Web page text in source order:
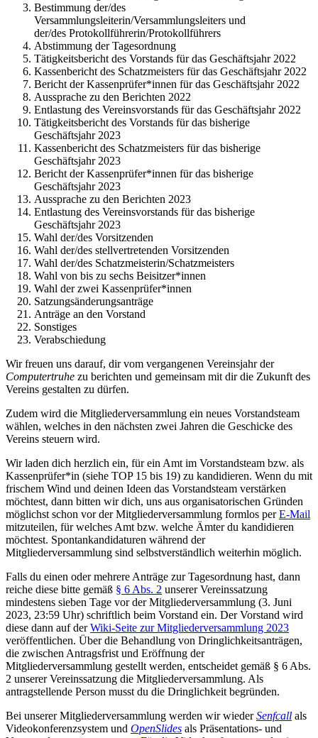
Bestimmung der/des
Versammlungsleiterin/Versammlungsleiters und
der/des Protokollführerin/Protokollführers
Abstimmung der Tagesordnung
Tätigkeitsbericht des Vorstands für das Geschäftsjahr 2022
Kassenbericht des Schatzmeisters für das Geschäftsjahr 2022
Bericht der Kassenprüfer*innen für das Geschäftsjahr 2022
Aussprache zu den Berichten 2022
Entlastung des Vereinsvorstands für das Geschäftsjahr 2022
Tätigkeitsbericht des Vorstands für das bisherige
Geschäftsjahr 2023
Kassenbericht des Schatzmeisters für das bisherige
Geschäftsjahr 2023
Bericht der Kassenprüfer*innen für das bisherige
Geschäftsjahr 2023
Aussprache zu den Berichten 2023
Entlastung des Vereinsvorstands für das bisherige
Geschäftsjahr 2023
Wahl der/des Vorsitzenden
Wahl der/des stellvertretenden Vorsitzenden
Wahl der/des Schatzmeisterin/Schatzmeisters
Wahl von bis zu sechs Beisitzer*innen
Wahl der zwei Kassenprüfer*innen
Satzungsänderungsanträge
Anträge an den Vorstand
Sonstiges
Verabschiedung
Wir freuen uns darauf, dir vom vergangenen Vereinsjahr der
Computertruhe zu berichten und gemeinsam mit dir die Zukunft des
Vereins gestalten zu dürfen.
Zudem wird die Mitgliederversammlung ein neues Vorstandsteam
wählen, welches in den nächsten zwei Jahren die Geschicke des
Vereins steuern wird.
Wir laden dich herzlich ein, für ein Amt im Vorstandsteam bzw. als
Kassenprüfer*in (siehe TOP 15 bis 19) zu kandidieren. Wenn du mit
frischem Wind und deinen Ideen das Vorstandsteam verstärken
möchtest, dann bitten wir dich, uns aus organisatorischen Gründen
möglichst schon vor der Mitgliederversammlung formlos perE-Mail
mitzuteilen, für welches Amt bzw. welche Ämter du kandidieren
möchtest. Spontankandidaturen während der
Mitgliederversammlung sind selbstverständlich weiterhin möglich.
Falls du einen oder mehrere Anträge zur Tagesordnung hast, dann
reiche diese bitte gemäß § 6 Abs. 2 unserer Vereinssatzung
mindestens sieben Tage vor der Mitgliederversammlung (3. Juni
2023, 23:59 Uhr) schriftlich beim Vorstand ein. Der Vorstand wird
diese dann auf derWiki-Seite zur Mitgliederversammlung 2023
veröffentlichen. Über die Behandlung von Dringlichkeitsanträgen,
die zwischen Antragsfrist und Eröffnung der
Mitgliederversammlung gestellt werden, entscheidet gemäß § 6 Abs.
2 unserer Vereinssatzung die Mitgliederversammlung. Als
antragstellende Person musst du die Dringlichkeit begründen.
Bei unserer Mitgliederversammlung werden wir wiederSenfcall als
Videokonferenzsystem und OpenSlides als Präsentations- und